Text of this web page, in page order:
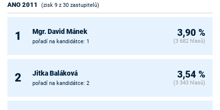
ANO 2011 (zisk 9 z 30 zastupitelů)
1 Mgr. David Mánek
pořadí na kandidátce: 1
3,90 %
(3 682 hlasů)
2 Jitka Baláková
pořadí na kandidátce: 2
3,54 %
(3 343 hlasů)